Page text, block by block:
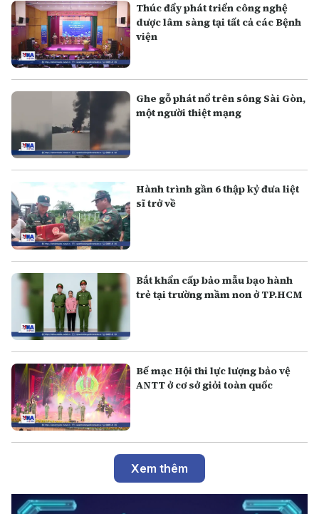
Thúc đẩy phát triển công nghệ
dược lâm sàng tại tất cả các Bệnh
viện
Ghe gỗ phát nổ trên sông Sài Gòn,
một người thiệt mạng
Hành trình gần 6 thập kỷ đưa liệt
sĩ trở về
Bắt khẩn cấp bảo mẫu bạo hành
trẻ tại trường mầm non ở TP.HCM
Bế mạc Hội thi lực lượng bảo vệ
ANTT ở cơ sở giỏi toàn quốc
Xem thêm